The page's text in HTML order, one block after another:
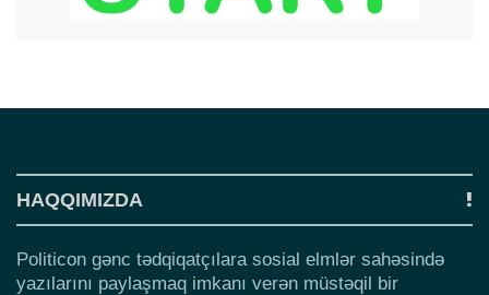
HAQQIMIZDA
Politicon gənc tədqiqatçılara sosial elmlər sahəsində
yazılarını paylaşmaq imkanı verən müstəqil bir